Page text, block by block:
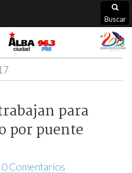
Buscar
para
por puente
0 Comentarios